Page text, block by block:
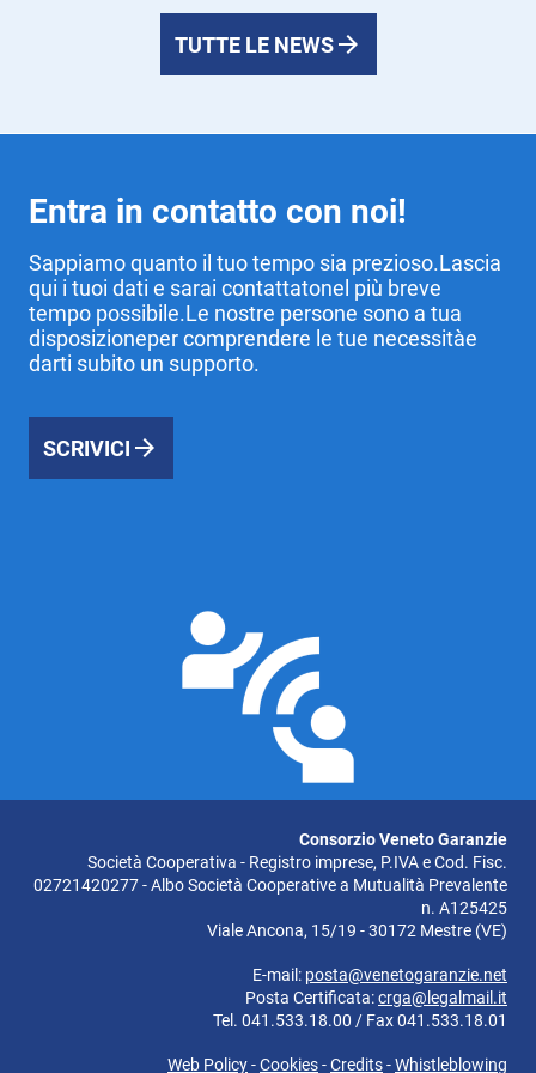
TUTTE LE NEWS
Entra in contatto con noi!
Sappiamo quanto il tuo tempo sia prezioso.Lascia
qui i tuoi dati e sarai contattatonel più breve
tempo possibile.Le nostre persone sono a tua
disposizioneper comprendere le tue necessitàe
darti subito un supporto.
SCRIVICI
Consorzio Veneto Garanzie
Società Cooperativa - Registro imprese, P.IVA e Cod. Fisc.
02721420277 - Albo Società Cooperative a Mutualità Prevalente
n. A125425
Viale Ancona, 15/19 - 30172 Mestre (VE)
E-mail: posta@venetogaranzie.net
Posta Certificata:crga@legalmail.it
Tel. 041.533.18.00 / Fax 041.533.18.01
Web Policy-Cookies-Credits-Whistleblowing